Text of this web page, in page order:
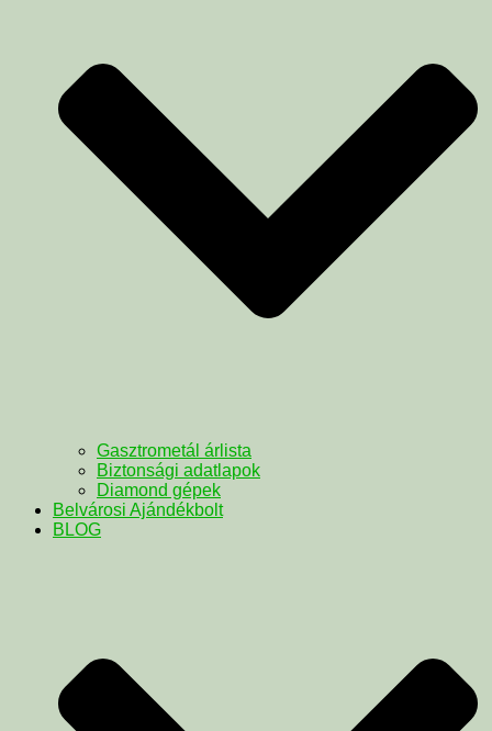
Gasztrometál árlista
Biztonsági adatlapok
Diamond gépek
Belvárosi Ajándékbolt
BLOG